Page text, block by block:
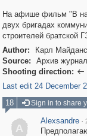
На афише фильм "В
двух бригадах
строителей братской
Author:
Карл Майданс
Source:
Архив
Shooting direction: 
Last edit 24 December
18
Sign in to share
A
Alexsandre ·